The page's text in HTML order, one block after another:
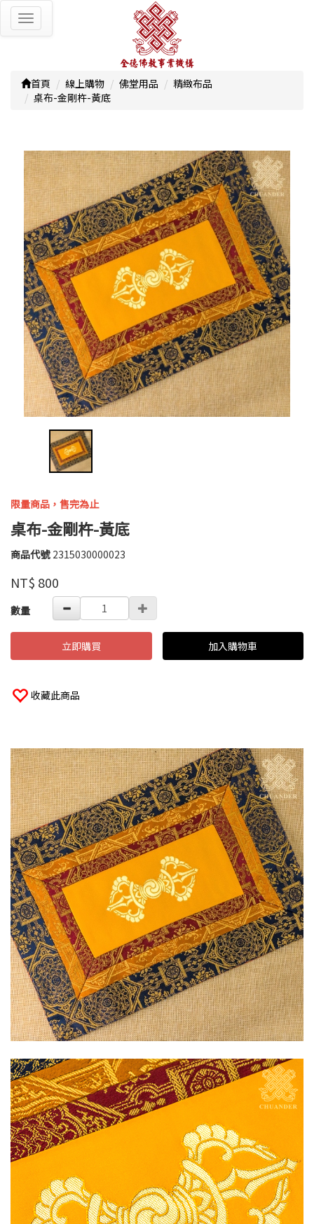
Toggle
navigation
首頁 線上購物 佛堂用品
精緻布品
桌布-金剛杵-黃底
限量商品，售完為止
桌布-金剛杵-黃底
商品代號 2315030000023
2315030000023
品牌
高
婉
瑜
NT$ 800
GOODS000000000000001728345
數量
立即購買 加入購物車
收藏此商品